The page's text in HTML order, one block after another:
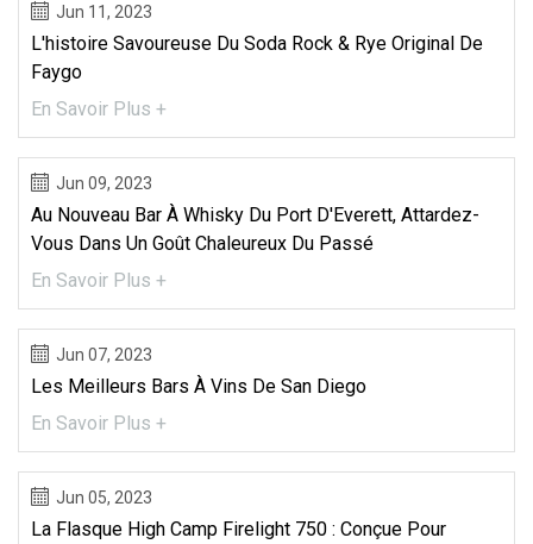
Jun 11, 2023
L'histoire Savoureuse Du Soda Rock & Rye Original De
Faygo
En Savoir Plus +
Jun 09, 2023
Au Nouveau Bar À Whisky Du Port D'Everett, Attardez-
Vous Dans Un Goût Chaleureux Du Passé
En Savoir Plus +
Jun 07, 2023
Les Meilleurs Bars À Vins De San Diego
En Savoir Plus +
Jun 05, 2023
La Flasque High Camp Firelight 750 : Conçue Pour